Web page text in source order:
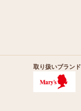
取り扱いブランド